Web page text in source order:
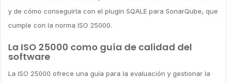
y de cómo conseguirla con el plugin SQALE para SonarQube, que
cumple con la norma ISO 25000.
La ISO 25000 como guía de calidad del
software
La ISO 25000 ofrece una guía para la evaluación y gestionar la